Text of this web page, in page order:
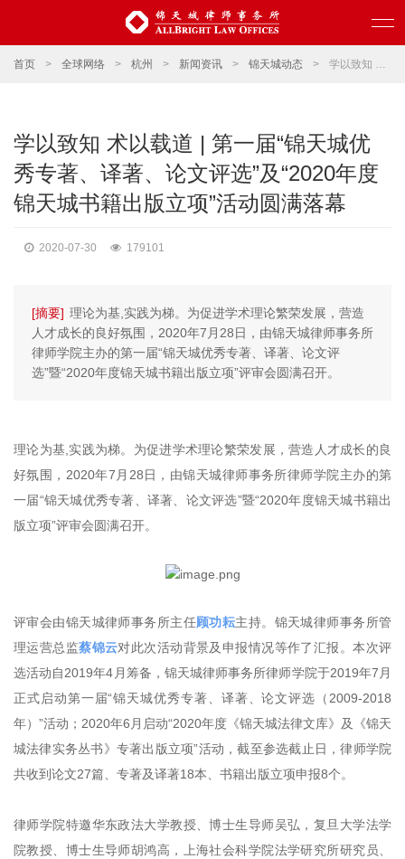
首页 > 全球网络 > 杭州 > 新闻资讯 > 锦天城动态 > 学以致知 术以载道 | 第一届“锦天城优秀专著、译著、论文评选”及“2020年度锦天城书籍出版立项”活动圆满落幕
学以致知 术以载道 | 第一届“锦天城优
秀专著、译著、论文评选”及“2020年度
锦天城书籍出版立项”活动圆满落幕
2020-07-30 179101
[摘要] 理论为基,实践为梯。为促进学术理论繁荣发展，营造
人才成长的良好氛围，2020年7月28日，由锦天城律师事务所
律师学院主办的第一届“锦天城优秀专著、译著、论文评
选”暨“2020年度锦天城书籍出版立项”评审会圆满召开。
理论为基,实践为梯。为促进学术理论繁荣发展，营造人才成长的良
好氛围，2020年7月28日，由锦天城律师事务所律师学院主办的第
一届“锦天城优秀专著、译著、论文评选”暨“2020年度锦天城书籍出
版立项”评审会圆满召开。
评审会由锦天城律师事务所主任顾功耘主持。锦天城律师事务所管
理运营总监蔡锦云对此次活动背景及申报情况等作了汇报。本次评
选活动自2019年4月筹备，锦天城律师事务所律师学院于2019年7月
正式启动第一届“锦天城优秀专著、译著、论文评选（2009-2018
年）”活动；2020年6月启动“2020年度《锦天城法律文库》及《锦天
城法律实务丛书》专著出版立项”活动，截至参选截止日，律师学院
共收到论文27篇、专著及译著18本、书籍出版立项申报8个。
律师学院特邀华东政法大学教授、博士生导师吴弘，复旦大学法学
院教授、博士生导师胡鸿高，上海社会科学院法学研究所研究员、